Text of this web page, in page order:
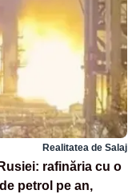
Realitatea de Salaj
rafinăria cu o
petrol pe an,